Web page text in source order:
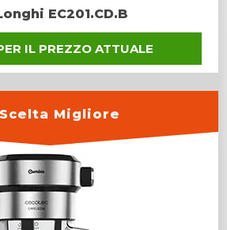
EC201.CD.B
IL PREZZO ATTUALE
Migliore